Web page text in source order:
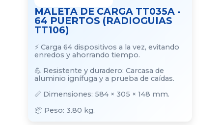
MALETA DE CARGA TT035A -
64 PUERTOS (RADIOGUIAS
TT106)
⚡ Carga 64 dispositivos a la vez, evitando
enredos y ahorrando tiempo.
💪 Resistente y duradero: Carcasa de
aluminio ignífuga y a prueba de caídas.
📏 Dimensiones: 584 × 305 × 148 mm.
📦 Peso: 3.80 kg.